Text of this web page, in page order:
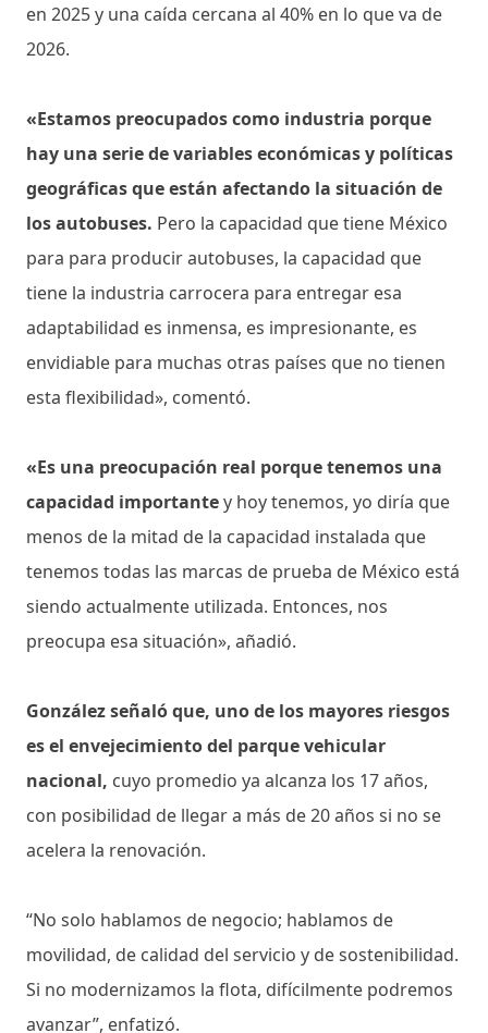
en 2025 y una caída cercana al 40% en lo que va de
2026.
«Estamos preocupados como industria porque
hay una serie de variables económicas y políticas
geográficas que están afectando la situación de
los autobuses. Pero la capacidad que tiene México
para para producir autobuses, la capacidad que
tiene la industria carrocera para entregar esa
adaptabilidad es inmensa, es impresionante, es
envidiable para muchas otras países que no tienen
esta flexibilidad», comentó.
«Es una preocupación real porque tenemos una
capacidad importantey hoy tenemos, yo diría que
menos de la mitad de la capacidad instalada que
tenemos todas las marcas de prueba de México está
siendo actualmente utilizada. Entonces, nos
preocupa esa situación», añadió.
González señaló que, uno de los mayores riesgos
es el envejecimiento del parque vehicular
nacional, cuyo promedio ya alcanza los 17 años,
con posibilidad de llegar a más de 20 años si no se
acelera la renovación.
“No solo hablamos de negocio; hablamos de
movilidad, de calidad del servicio y de sostenibilidad.
Si no modernizamos la flota, difícilmente podremos
avanzar”, enfatizó.